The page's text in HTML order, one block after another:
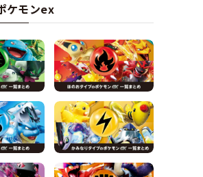
ケモンex